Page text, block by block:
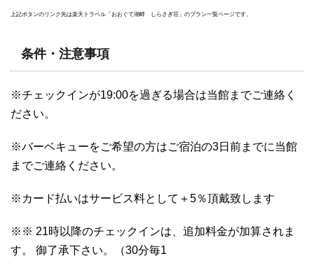
上記ボタンのリンク先は楽天トラベル「おおぐて湖畔 しらさぎ荘」のプラン一覧ページです。
条件・注意事項
※チェックインが19:00を過ぎる場合は当館までご連絡く
ださい。
※バーベキューをご希望の方はご宿泊の3日前までに当館
までご連絡ください。
※カード払いはサービス料として＋5％頂戴致します
※※ 21時以降のチェックインは、追加料金が加算されま
す。 御了承下さい。（30分毎1